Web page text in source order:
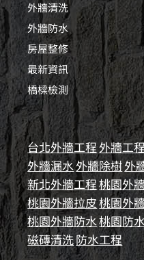
外牆清洗
外牆防水
房屋整修
最新資訊
橋樑檢測
台北外牆工程 外牆工
外牆漏水外牆除樹外
新北外牆工程 桃園外
桃園外牆拉皮桃園外
桃園外牆防水 桃園防
磁磚清洗防水工程